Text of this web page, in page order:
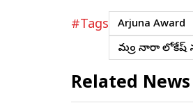
#Tags Arjuna Award
మంత్రి నారా లోకేష్
Related News